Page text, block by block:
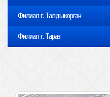
Филиал г. Талдыкорган
Филиал г. Тараз